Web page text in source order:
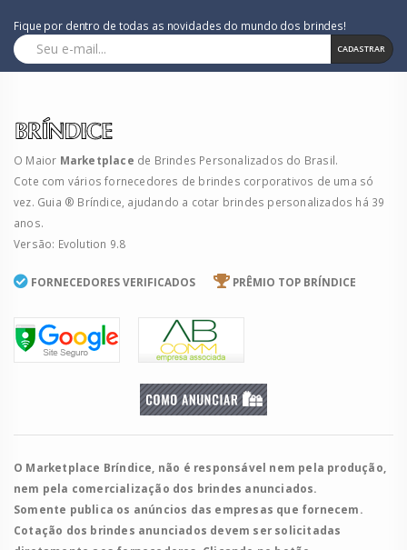
Fique por dentro de todas as novidades do mundo dos brindes!
CADASTRAR
O Maior Marketplace de Brindes Personalizados do Brasil.
Cote com vários fornecedores de brindes corporativos de uma só
vez. Guia ® Bríndice, ajudando a cotar brindes personalizados há 39
anos.
Versão: Evolution 9.8
FORNECEDORES VERIFICADOS PRÊMIO TOP BRÍNDICE
O Marketplace Bríndice, não é responsável nem pela produção,
nem pela comercialização dos brindes anunciados.
Somente publica os anúncios das empresas que fornecem.
Cotação dos brindes anunciados devem ser solicitadas